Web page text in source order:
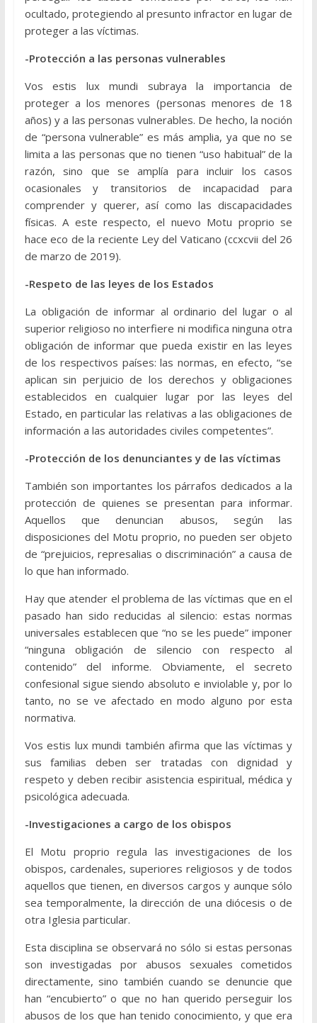
ocultado, protegiendo al presunto infractor en lugar de
proteger a las víctimas.
-Protección a las personas vulnerables
Vos estis lux mundi subraya la importancia de
proteger a los menores (personas menores de 18
años) y a las personas vulnerables. De hecho, la noción
de “persona vulnerable” es más amplia, ya que no se
limita a las personas que no tienen “uso habitual” de la
razón, sino que se amplía para incluir los casos
ocasionales y transitorios de incapacidad para
comprender y querer, así como las discapacidades
físicas. A este respecto, el nuevo Motu proprio se
hace eco de la reciente Ley del Vaticano (ccxcvii del 26
de marzo de 2019).
-Respeto de las leyes de los Estados
La obligación de informar al ordinario del lugar o al
superior religioso no interfiere ni modifica ninguna otra
obligación de informar que pueda existir en las leyes
de los respectivos países: las normas, en efecto, “se
aplican sin perjuicio de los derechos y obligaciones
establecidos en cualquier lugar por las leyes del
Estado, en particular las relativas a las obligaciones de
información a las autoridades civiles competentes”.
-Protección de los denunciantes y de las víctimas
También son importantes los párrafos dedicados a la
protección de quienes se presentan para informar.
Aquellos que denuncian abusos, según las
disposiciones del Motu proprio, no pueden ser objeto
de “prejuicios, represalias o discriminación” a causa de
lo que han informado.
Hay que atender el problema de las víctimas que en el
pasado han sido reducidas al silencio: estas normas
universales establecen que “no se les puede” imponer
“ninguna obligación de silencio con respecto al
contenido” del informe. Obviamente, el secreto
confesional sigue siendo absoluto e inviolable y, por lo
tanto, no se ve afectado en modo alguno por esta
normativa.
Vos estis lux mundi también afirma que las víctimas y
sus familias deben ser tratadas con dignidad y
respeto y deben recibir asistencia espiritual, médica y
psicológica adecuada.
-Investigaciones a cargo de los obispos
El Motu proprio regula las investigaciones de los
obispos, cardenales, superiores religiosos y de todos
aquellos que tienen, en diversos cargos y aunque sólo
sea temporalmente, la dirección de una diócesis o de
otra Iglesia particular.
Esta disciplina se observará no sólo si estas personas
son investigadas por abusos sexuales cometidos
directamente, sino también cuando se denuncie que
han “encubierto” o que no han querido perseguir los
abusos de los que han tenido conocimiento, y que era